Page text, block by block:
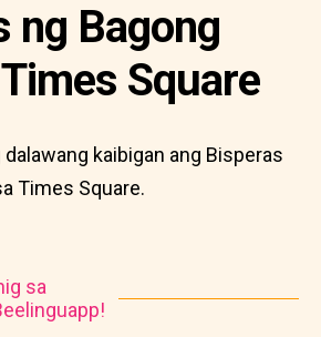
ng Bagong
Square
kaibigan ang Bisperas
Times Square.
sa